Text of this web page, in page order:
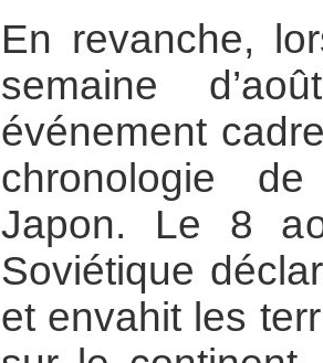
En revanche,
semaine
événement
chronologie
Japon. Le 8
Soviétique
et envahit les